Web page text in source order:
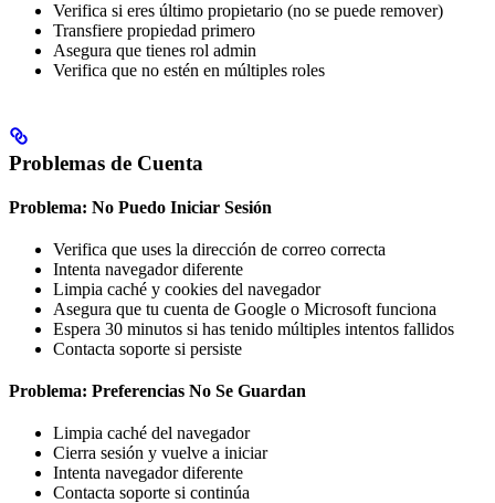
Verifica si eres último propietario (no se puede remover)
Transfiere propiedad primero
Asegura que tienes rol admin
Verifica que no estén en múltiples roles
Problemas de Cuenta
Problema: No Puedo Iniciar Sesión
Verifica que uses la dirección de correo correcta
Intenta navegador diferente
Limpia caché y cookies del navegador
Asegura que tu cuenta de Google o Microsoft funciona
Espera 30 minutos si has tenido múltiples intentos fallidos
Contacta soporte si persiste
Problema: Preferencias No Se Guardan
Limpia caché del navegador
Cierra sesión y vuelve a iniciar
Intenta navegador diferente
Contacta soporte si continúa